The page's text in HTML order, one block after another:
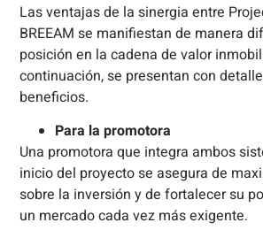
Las ventajas de la sinergia entre
BREEAM se manifiestan de manera
posición en la cadena de valor
continuación, se presentan con
beneficios.
Para la promotora
Una promotora que integra ambos
inicio del proyecto se asegura de
sobre la inversión y de fortalecer su
un mercado cada vez más exigente.